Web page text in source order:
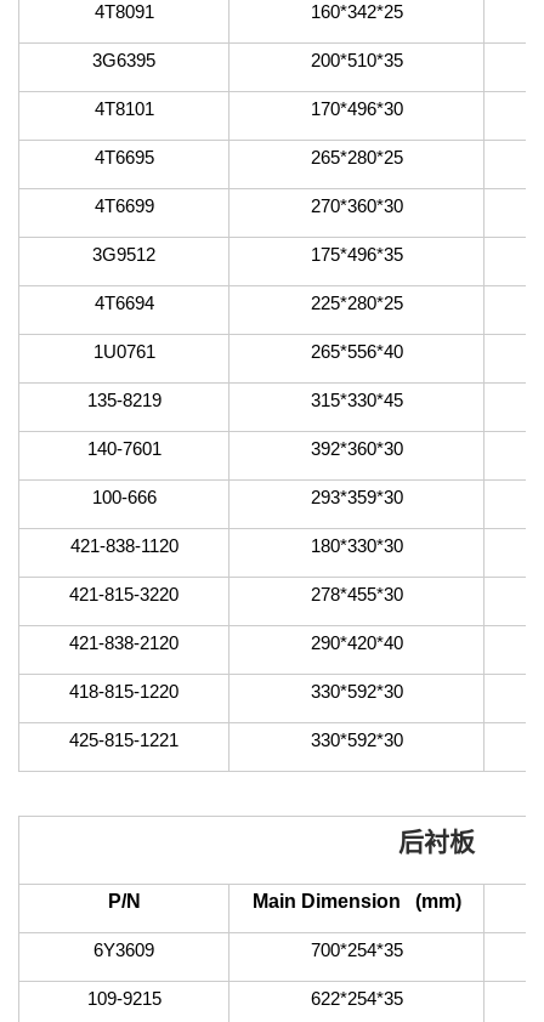
4T8091 160*342*25
3G6395 200*510*35
4T8101 170*496*30
4T6695 265*280*25
4T6699 270*360*30
3G9512 175*496*35
4T6694 225*280*25
1U0761 265*556*40
135-8219 315*330*45
140-7601 392*360*30
100-666 293*359*30
421-838-1120 180*330*30
421-815-3220 278*455*30
421-838-2120 290*420*40
418-815-1220 330*592*30
425-815-1221 330*592*30
后衬板
P/N Main Dimension (mm)
6Y3609 700*254*35
109-9215 622*254*35